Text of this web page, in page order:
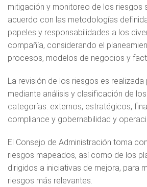
mitigación y monitoreo de los riesgos
acuerdo con las metodologías
papeles y responsabilidades a los
compañía, considerando el
procesos, modelos de negocios y
La revisión de los riesgos es realizada
mediante análisis y clasificación de
categorías: externos, estratégicos,
compliance y gobernabilidad y
El Consejo de Administración toma
riesgos mapeados, así como de los
dirigidos a iniciativas de mejora, para
riesgos más relevantes.